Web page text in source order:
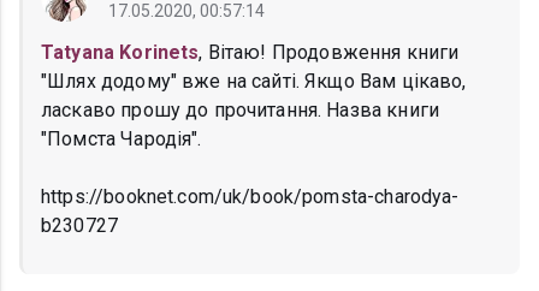
17.05.2020, 00:57:14
Tatyana Korinets, Вітаю! Продовження книги
"Шлях додому" вже на сайті. Якщо Вам цікаво,
ласкаво прошу до прочитання. Назва книги
"Помста Чародія".
https://booknet.com/uk/book/pomsta-charodya-
b230727